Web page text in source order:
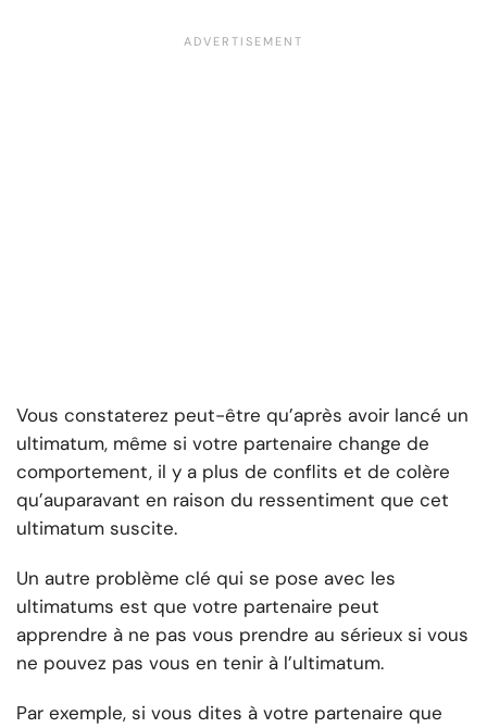
Vous constaterez peut-être qu’après avoir lancé un
ultimatum, même si votre partenaire change de
comportement, il y a plus de conflits et de colère
qu’auparavant en raison du ressentiment que cet
ultimatum suscite.
Un autre problème clé qui se pose avec les
ultimatums est que votre partenaire peut
apprendre à ne pas vous prendre au sérieux si vous
ne pouvez pas vous en tenir à l’ultimatum.
Par exemple, si vous dites à votre partenaire que